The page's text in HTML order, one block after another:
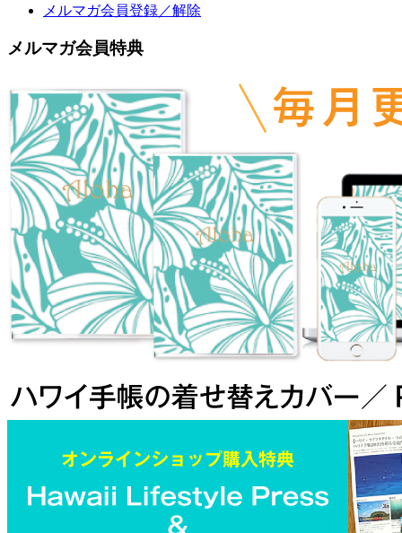
メルマガ会員登録／解除
メルマガ会員特典